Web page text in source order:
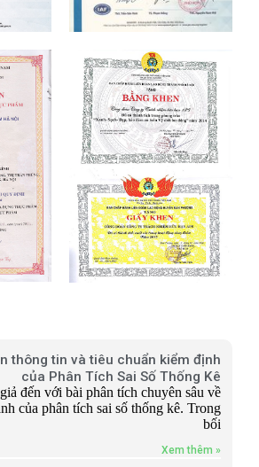
thông tin và tiêu chuẩn kiểm định
của Phân Tích Sai Số Thống Kê
đến với bài phân tích chuyên sâu về
của phân tích sai số thống kê. Trong
bối
Xem thêm »